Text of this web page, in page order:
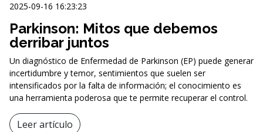
2025-09-16 16:23:23
Parkinson: Mitos que debemos
derribar juntos
Un diagnóstico de Enfermedad de Parkinson (EP) puede generar
incertidumbre y temor, sentimientos que suelen ser
intensificados por la falta de información; el conocimiento es
una herramienta poderosa que te permite recuperar el control.
Leer artículo